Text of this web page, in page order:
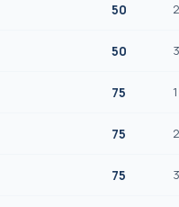
50
50
75
75
75